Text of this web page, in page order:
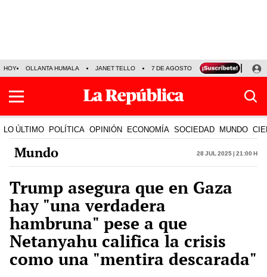
HOY OLLANTA HUMALA JANET TELLO 7 DE AGOSTO TINKA RESULTADOS
LO ÚLTIMO POLÍTICA OPINIÓN ECONOMÍA SOCIEDAD MUNDO
Mundo 28 Jul 2025 | 21:00 h
Trump asegura que en Gaza
hay "una verdadera
hambruna" pese a que
Netanyahu califica la crisis
como una "mentira descarada"